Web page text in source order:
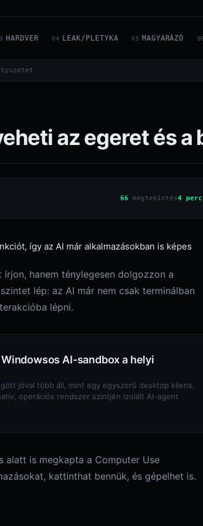
HARDVER 04 LEAK/PLETYKA 05 MAGYARÁZÓ
az egeret és
66 megtekintés4 perc
így az AI már alkalmazásokban is képes
hanem ténylegesen dolgozzon a
lép: az AI már nem csak terminálban
lépni.
AI-sandbox a helyi
jóval több áll, mint egy egyszerű desktop kliens.
operációs rendszer szintjén izolált AI-agent
alatt is megkapta a Computer Use
kattinthat bennük, és gépelhet is.